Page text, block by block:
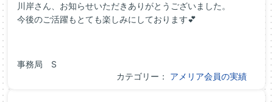
川岸さん、お知らせいただきありがとうございました。
今後のご活躍もとても楽しみにしております💕
事務局 S
カテゴリー： アメリア会員の実績